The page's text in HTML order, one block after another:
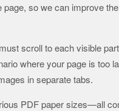
so we can improve
scroll to each visible
where your page is too
in separate tabs.
PDF paper sizes—all